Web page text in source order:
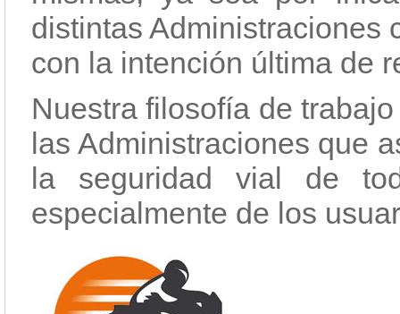
distintas Administraciones
con la intención última de
Nuestra filosofía de
las Administraciones que
la seguridad vial de
especialmente de los